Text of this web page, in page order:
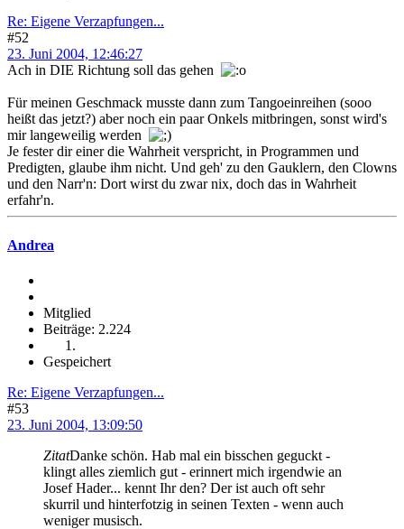
Re: Eigene Verzapfungen...
#52
23. Juni 2004, 12:46:27
Ach in DIE Richtung soll das gehen
Für meinen Geschmack musste dann zum Tangoeinreihen (sooo
heißt das jetzt?) aber noch ein paar Onkels mitbringen, sonst wird's
mir langeweilig werden
Je fester dir einer die Wahrheit verspricht, in Programmen und
Predigten, glaube ihm nicht. Und geh' zu den Gauklern, den Clowns
und den Narr'n: Dort wirst du zwar nix, doch das in Wahrheit
erfahr'n.
Andrea
Mitglied
Beiträge: 2.224
Gespeichert
Re: Eigene Verzapfungen...
#53
23. Juni 2004, 13:09:50
ZitatDanke schön. Hab mal ein bisschen geguckt -
klingt alles ziemlich gut - erinnert mich irgendwie an
Josef Hader... kennt Ihr den? Der ist auch oft sehr
skurril und hinterfotzig in seinen Texten - wenn auch
weniger musisch.